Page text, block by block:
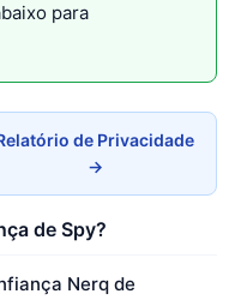
para
de Privacidade
→
de Spy?
Nerq de